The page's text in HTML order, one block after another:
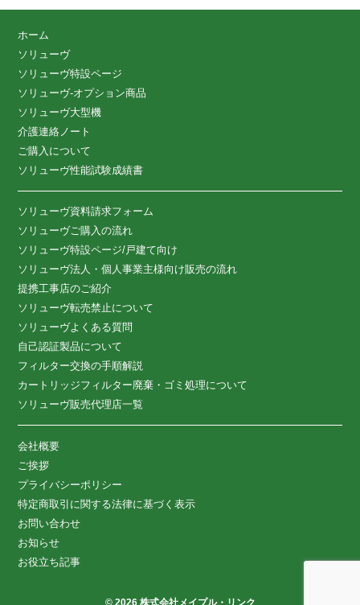
ホーム
ソリューヴ
ソリューヴ特設ページ
ソリューヴ-オプション商品
ソリューヴ大型機
介護連絡ノート
ご購入について
ソリューヴ性能試験成績書
ソリューヴ資料請求フォーム
ソリューヴご購入の流れ
ソリューヴ特設ページ/戸建て向け
ソリューヴ法人・個人事業主様向け販売の流れ
提携工事店のご紹介
ソリューヴ転売禁止について
ソリューヴよくある質問
自己認証製品について
フィルター交換の手順解説
カートリッジフィルター廃棄・ゴミ処理について
ソリューヴ販売代理店一覧
会社概要
ご挨拶
プライバシーポリシー
特定商取引に関する法律に基づく表示
お問い合わせ
お知らせ
お役立ち記事
© 2026 株式会社メイプル・リンク